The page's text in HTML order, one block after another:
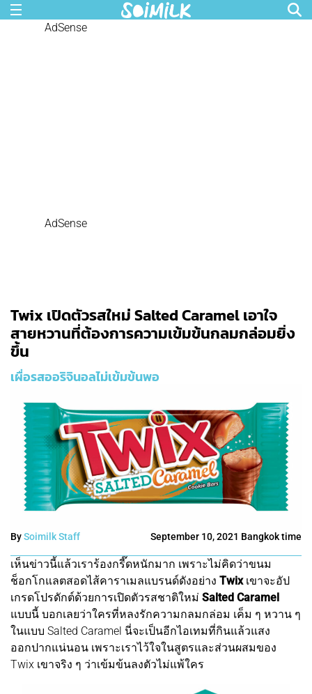
AdSense
AdSense
Twix เปิดตัวรสใหม่ Salted Caramel เอาใจ
สายหวานที่ต้องการความเข้มข้นกลมกล่อมยิ่ง
ขึ้น
เผื่อรสออริจินอลไม่เข้มข้นพอ
BySoimilk Staff September 10, 2021 Bangkok time
เห็นข่าวนี้แล้วเราร้องกรี๊ดหนักมาก เพราะไม่คิดว่าขนม
ช็อกโกแลตสอดไส้คาราเมลแบรนด์ดังอย่าง Twix เขาจะอัป
เกรดโปรดักต์ด้วยการเปิดตัวรสชาติใหม่ Salted Caramel
แบบนี้ บอกเลยว่าใครที่หลงรักความกลมกล่อม เค็ม ๆ หวาน ๆ
ในแบบ Salted Caramel นี่จะเป็นอีกไอเทมที่กินแล้วแสง
ออกปากแน่นอน เพราะเราไว้ใจในสูตรและส่วนผสมของ
Twix เขาจริง ๆ ว่าเข้มข้นลงตัวไม่แพ้ใคร